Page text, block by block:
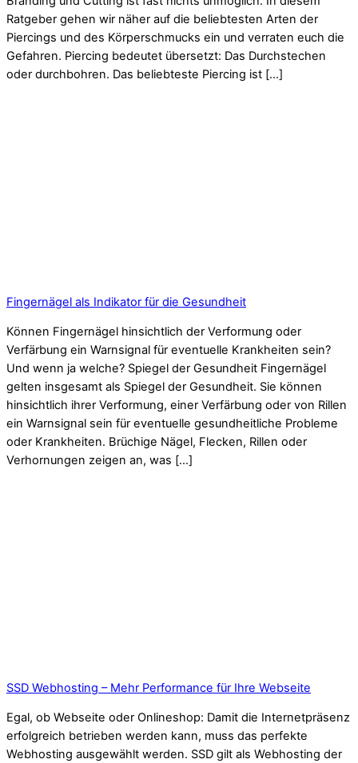
Ratgeber gehen wir näher auf die beliebtesten Arten der
Piercings und des Körperschmucks ein und verraten euch die
Gefahren. Piercing bedeutet übersetzt: Das Durchstechen
oder durchbohren. Das beliebteste Piercing ist […]
Fingernägel als Indikator für die Gesundheit
Können Fingernägel hinsichtlich der Verformung oder
Verfärbung ein Warnsignal für eventuelle Krankheiten sein?
Und wenn ja welche? Spiegel der Gesundheit Fingernägel
gelten insgesamt als Spiegel der Gesundheit. Sie können
hinsichtlich ihrer Verformung, einer Verfärbung oder von Rillen
ein Warnsignal sein für eventuelle gesundheitliche Probleme
oder Krankheiten. Brüchige Nägel, Flecken, Rillen oder
Verhornungen zeigen an, was […]
SSD Webhosting – Mehr Performance für Ihre Webseite
Egal, ob Webseite oder Onlineshop: Damit die Internetpräsenz
erfolgreich betrieben werden kann, muss das perfekte
Webhosting ausgewählt werden. SSD gilt als Webhosting der